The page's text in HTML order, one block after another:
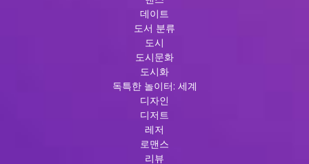
데이트
도서 분류
도시
도시문화
도시화
독특한 놀이터: 세계
디자인
디저트
레저
로맨스
리뷰